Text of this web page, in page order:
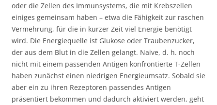
oder die Zellen des Immunsystems, die mit Krebszellen
einiges gemeinsam haben – etwa die Fähigkeit zur raschen
Vermehrung, für die in kurzer Zeit viel Energie benötigt
wird. Die Energiequelle ist Glukose oder Traubenzucker,
der aus dem Blut in die Zellen gelangt. Naive, d. h. noch
nicht mit einem passenden Antigen konfrontierte T-Zellen
haben zunächst einen niedrigen Energieumsatz. Sobald sie
aber ein zu ihren Rezeptoren passendes Antigen
präsentiert bekommen und dadurch aktiviert werden, geht